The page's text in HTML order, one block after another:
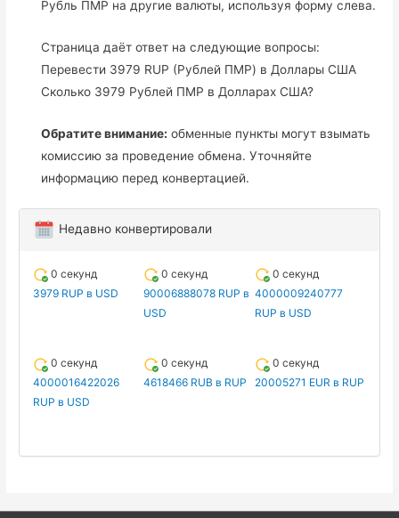
Рубль ПМР на другие валюты, используя форму слева.
Страница даёт ответ на следующие вопросы:
Перевести 3979 RUP (Рублей ПМР) в Доллары США
Сколько 3979 Рублей ПМР в Долларах США?
Обратите внимание: обменные пункты могут взымать
комиссию за проведение обмена. Уточняйте
информацию перед конвертацией.
Недавно конвертировали
0 секунд
3979 RUP в USD
0 секунд
90006888078 RUP в
USD
0 секунд
4000009240777
RUP в USD
0 секунд
4000016422026
RUP в USD
0 секунд
4618466 RUB в RUP
0 секунд
20005271 EUR в RUP